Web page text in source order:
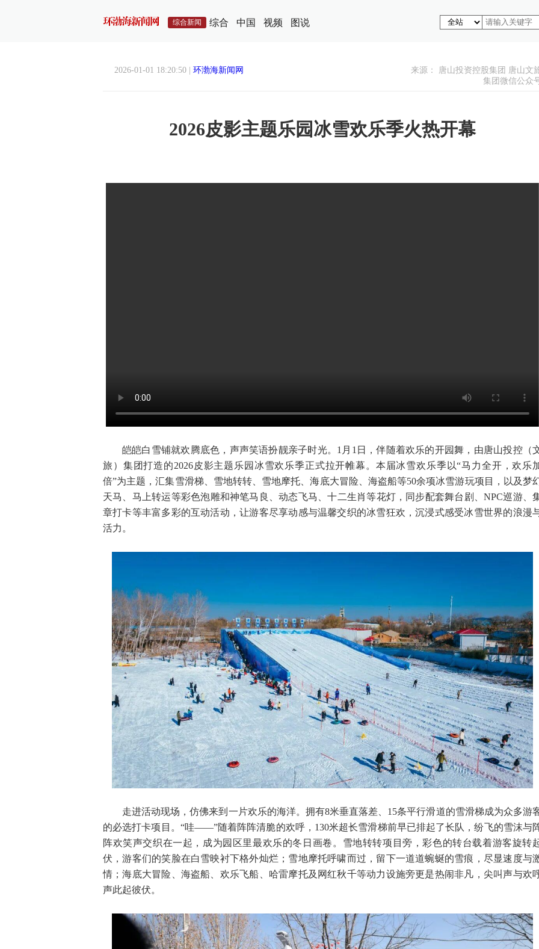
综合新闻 综合 中国 视频 图说
2026-01-01 18:20:50 | 环渤海新闻网
来源： 唐山投资控股集团 唐山文
集团微信公众
2026皮影主题乐园冰雪欢乐季火热开幕
皑皑白雪铺就欢腾底色，声声笑语扮靓亲子时光。1月1日，伴随着欢乐的开园舞，由唐山投控（
旅）集团打造的2026皮影主题乐园冰雪欢乐季正式拉开帷幕。本届冰雪欢乐季以“马力全开，欢乐
倍”为主题，汇集雪滑梯、雪地转转、雪地摩托、海底大冒险、海盗船等50余项冰雪游玩项目，以及梦
天马、马上转运等彩色泡雕和神笔马良、动态飞马、十二生肖等花灯，同步配套舞台剧、NPC巡游、
章打卡等丰富多彩的互动活动，让游客尽享动感与温馨交织的冰雪狂欢，沉浸式感受冰雪世界的浪漫
活力。
走进活动现场，仿佛来到一片欢乐的海洋。拥有8米垂直落差、15条平行滑道的雪滑梯成为众多游
的必选打卡项目。“哇——”随着阵阵清脆的欢呼，130米超长雪滑梯前早已排起了长队，纷飞的雪沫与
阵欢笑声交织在一起，成为园区里最欢乐的冬日画卷。雪地转转项目旁，彩色的转台载着游客旋转
伏，游客们的笑脸在白雪映衬下格外灿烂；雪地摩托呼啸而过，留下一道道蜿蜒的雪痕，尽显速度与
情；海底大冒险、海盗船、欢乐飞船、哈雷摩托及网红秋千等动力设施旁更是热闹非凡，尖叫声与欢
声此起彼伏。